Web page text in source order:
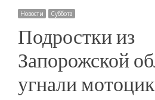
Новости Суббота
Подростки из
Запорожской
угнали